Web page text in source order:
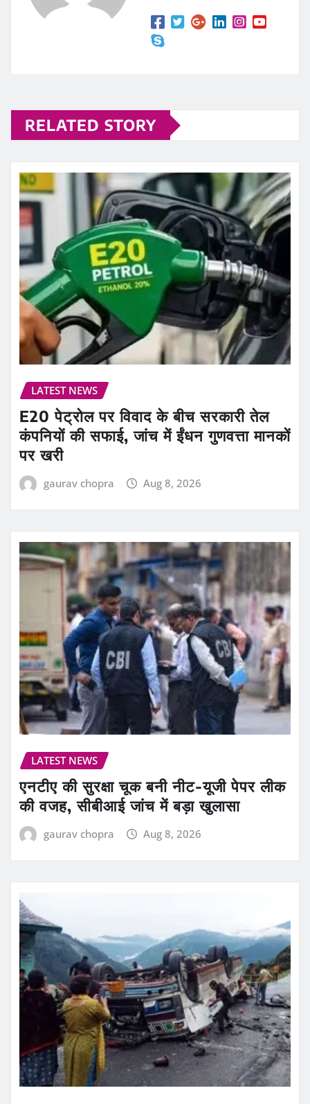
RELATED STORY
LATEST NEWS
E20 पेट्रोल पर विवाद के बीच सरकारी तेल
कंपनियों की सफाई, जांच में ईंधन गुणवत्ता मानकों
पर खरी
gaurav chopra Aug 8, 2026
LATEST NEWS
एनटीए की सुरक्षा चूक बनी नीट-यूजी पेपर लीक
की वजह, सीबीआई जांच में बड़ा खुलासा
gaurav chopra Aug 8, 2026